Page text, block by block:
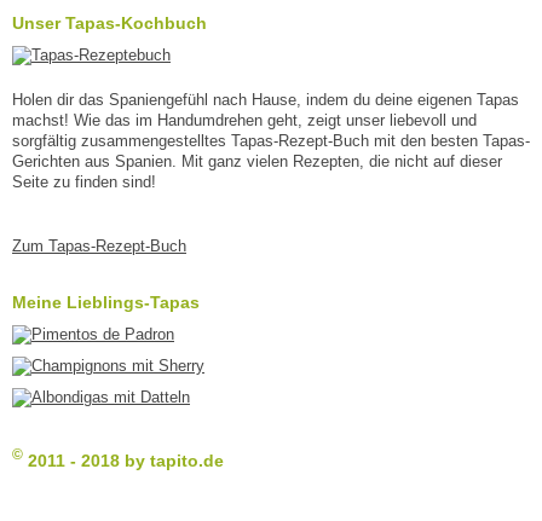
Unser Tapas-Kochbuch
Holen dir das Spaniengefühl nach Hause, indem du deine eigenen Tapas
machst! Wie das im Handumdrehen geht, zeigt unser liebevoll und
sorgfältig zusammengestelltes Tapas-Rezept-Buch mit den besten Tapas-
Gerichten aus Spanien. Mit ganz vielen Rezepten, die nicht auf dieser
Seite zu finden sind!
Zum Tapas-Rezept-Buch
Meine Lieblings-Tapas
© 2011 - 2018 by tapito.de